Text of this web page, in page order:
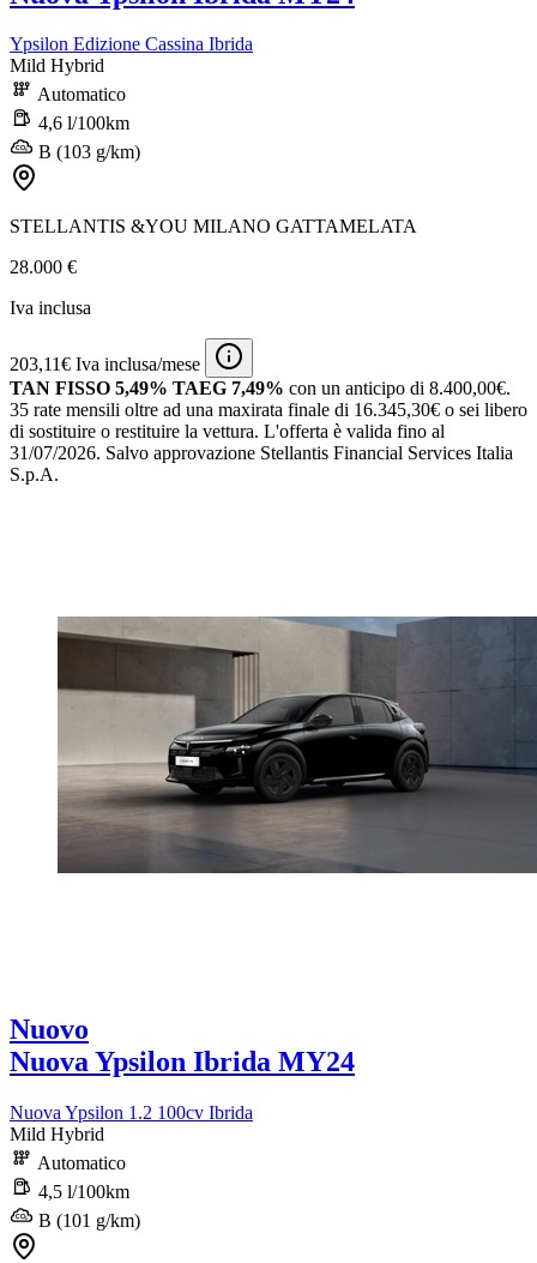
Ypsilon Edizione Cassina Ibrida
Mild Hybrid
Automatico
4,6 l/100km
B (103 g/km)
STELLANTIS &YOU MILANO GATTAMELATA
28.000 €
Iva inclusa
203,11€ Iva inclusa/mese
TAN FISSO 5,49% TAEG 7,49% con un anticipo di 8.400,00€.
35 rate mensili oltre ad una maxirata finale di 16.345,30€ o sei libero
di sostituire o restituire la vettura. L'offerta è valida fino al
31/07/2026. Salvo approvazione Stellantis Financial Services Italia
S.p.A.
Nuovo
Nuova Ypsilon Ibrida MY24
Nuova Ypsilon 1.2 100cv Ibrida
Mild Hybrid
Automatico
4,5 l/100km
B (101 g/km)